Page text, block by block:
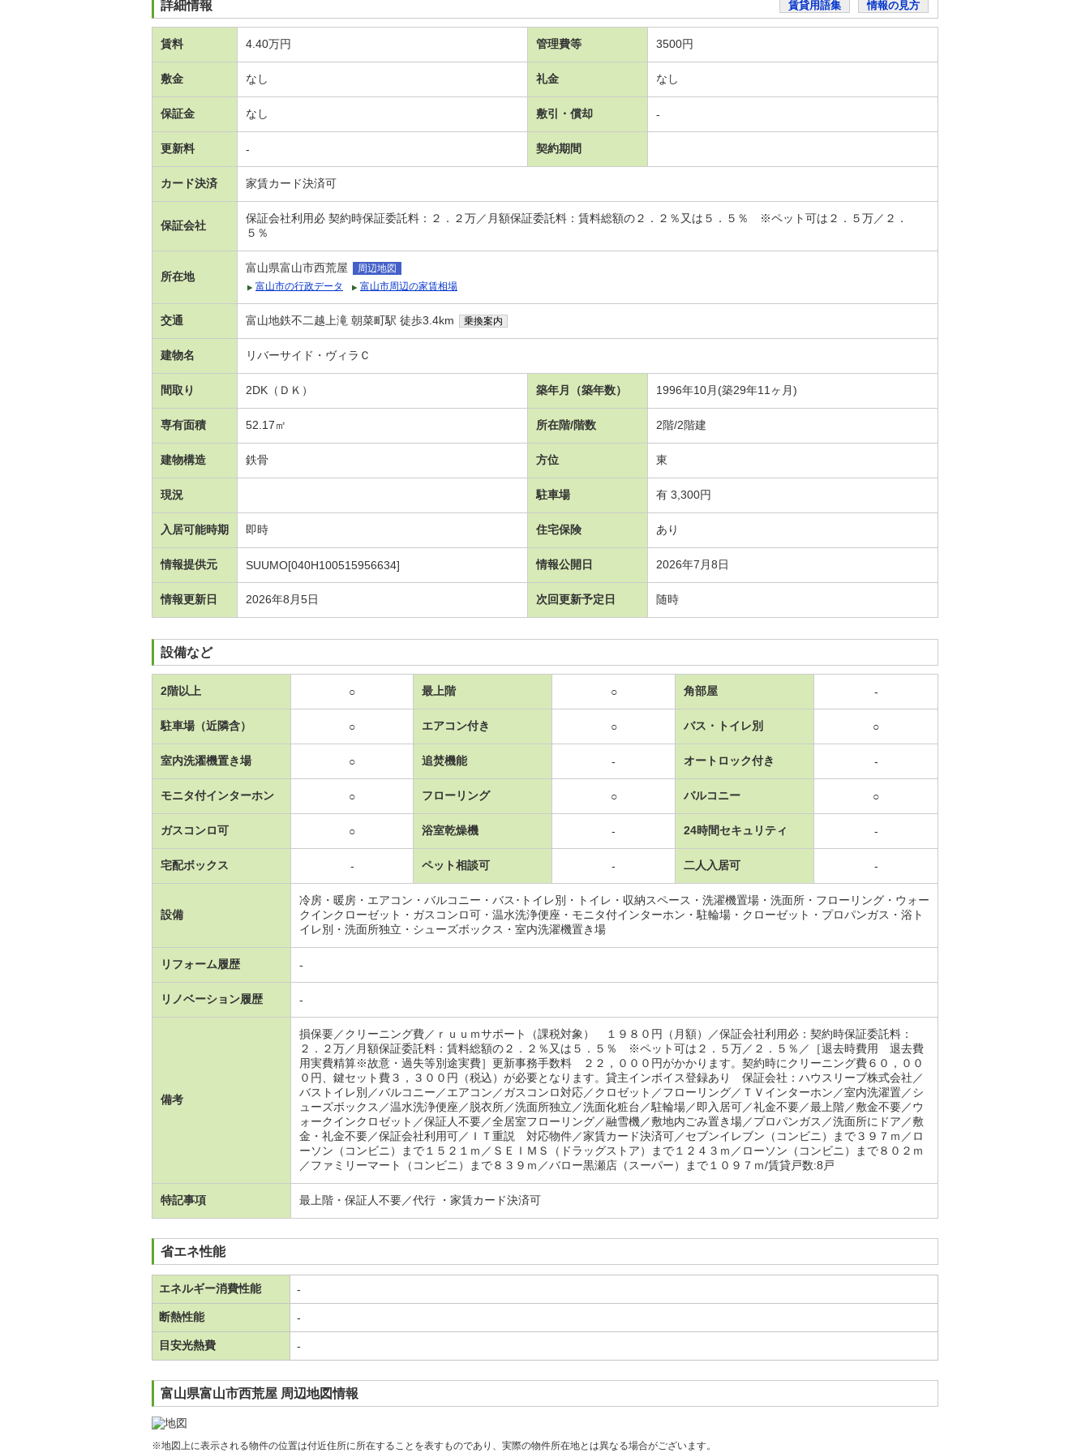
詳細情報 賃貸用語集 情報の見方
賃料 4.40万円 管理費等 3500円
敷金 なし 礼金 なし
保証金 なし 敷引・償却 -
更新料 - 契約期間
カード決済 家賃カード決済可
保証会社
保証会社利用必 契約時保証委託料：２．２万／月額保証委託料：賃料総額の２．２％又は５．５％ ※ペット可は２．５万／２．
５％
所在地
富山県富山市西荒屋
周辺地図
富山市の行政データ
富山市周辺の家賃相場
交通 富山地鉄不二越上滝 朝菜町駅 徒歩3.4km 乗換案内
建物名 リバーサイド・ヴィラＣ
間取り 2DK（ＤＫ） 築年月（築年数） 1996年10月(築29年11ヶ月)
専有面積 52.17㎡ 所在階/階数 2階/2階建
建物構造 鉄骨 方位 東
現況 駐車場 有 3,300円
入居可能時期 即時 住宅保険 あり
情報提供元 SUUMO[040H100515956634] 情報公開日 2026年7月8日
情報更新日 2026年8月5日 次回更新予定日 随時
設備など
2階以上 ○ 最上階 ○ 角部屋 -
駐車場（近隣含） ○ エアコン付き ○ バス・トイレ別 ○
室内洗濯機置き場 ○ 追焚機能 - オートロック付き -
モニタ付インターホン ○ フローリング ○ バルコニー ○
ガスコンロ可 ○ 浴室乾燥機 - 24時間セキュリティ -
宅配ボックス - ペット相談可 - 二人入居可 -
設備
冷房・暖房・エアコン・バルコニー・バス･トイレ別・トイレ・収納スペース・洗濯機置場・洗面所・フローリング・ウォー
クインクローゼット・ガスコンロ可・温水洗浄便座・モニタ付インターホン・駐輪場・クローゼット・プロパンガス・浴ト
イレ別・洗面所独立・シューズボックス・室内洗濯機置き場
リフォーム履歴 -
リノベーション履歴 -
備考
損保要／クリーニング費／ｒｕｕｍサポート（課税対象） １９８０円（月額）／保証会社利用必：契約時保証委託料：
２．２万／月額保証委託料：賃料総額の２．２％又は５．５％ ※ペット可は２．５万／２．５％／［退去時費用 退去費
用実費精算※故意・過失等別途実費］更新事務手数料 ２２，０００円がかかります。契約時にクリーニング費６０，００
０円、鍵セット費３，３００円（税込）が必要となります。貸主インボイス登録あり 保証会社：ハウスリーブ株式会社／
バストイレ別／バルコニー／エアコン／ガスコンロ対応／クロゼット／フローリング／ＴＶインターホン／室内洗濯置／シ
ューズボックス／温水洗浄便座／脱衣所／洗面所独立／洗面化粧台／駐輪場／即入居可／礼金不要／最上階／敷金不要／ウ
ォークインクロゼット／保証人不要／全居室フローリング／融雪機／敷地内ごみ置き場／プロパンガス／洗面所にドア／敷
金・礼金不要／保証会社利用可／ＩＴ重説 対応物件／家賃カード決済可／セブンイレブン（コンビニ）まで３９７ｍ／ロ
ーソン（コンビニ）まで１５２１ｍ／ＳＥＩＭＳ（ドラッグストア）まで１２４３ｍ／ローソン（コンビニ）まで８０２ｍ
／ファミリーマート（コンビニ）まで８３９ｍ／バロー黒瀬店（スーパー）まで１０９７ｍ/賃貸戸数:8戸
特記事項 最上階・保証人不要／代行 ・家賃カード決済可
省エネ性能
エネルギー消費性能 -
断熱性能 -
目安光熱費 -
富山県富山市西荒屋 周辺地図情報
※地図上に表示される物件の位置は付近住所に所在することを表すものであり、実際の物件所在地とは異なる場合がございます。